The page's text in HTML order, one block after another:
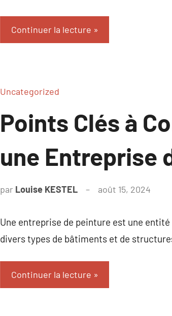
Continuer la lecture
Uncategorized
Points Clés à
une Entreprise
par Louise KESTEL août 15, 2024
Une entreprise de peinture est une
divers types de bâtiments et de
Continuer la lecture